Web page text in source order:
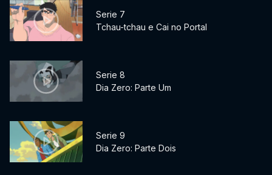
Serie 7
Tchau-tchau e Cai no Portal
Serie 8
Dia Zero: Parte Um
Serie 9
Dia Zero: Parte Dois